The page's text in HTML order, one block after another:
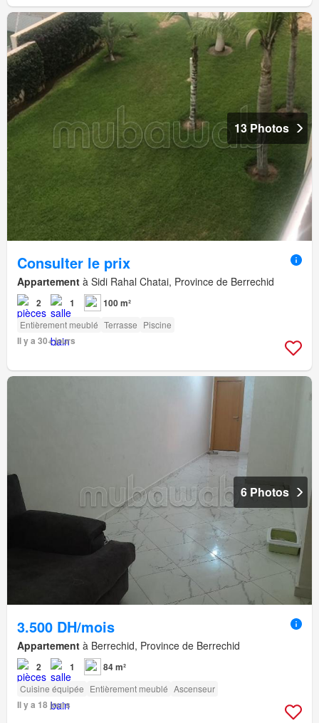
13 Photos
Consulter le prix
Appartement à Sidi Rahal Chatai, Province de Berrechid
2 1 100 m²
Entièrement meublé Terrasse Piscine
Il y a 30+ jours
6 Photos
3.500 DH/mois
Appartement à Berrechid, Province de Berrechid
2 1 84 m²
Cuisine équipée Entièrement meublé Ascenseur
Il y a 18 jours